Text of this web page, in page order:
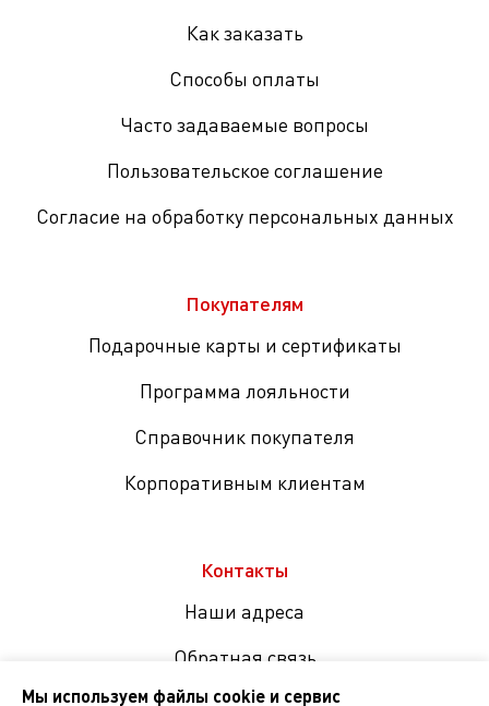
Как заказать
Способы оплаты
Часто задаваемые вопросы
Пользовательское соглашение
Согласие на обработку персональных данных
Покупателям
Подарочные карты и сертификаты
Программа лояльности
Справочник покупателя
Корпоративным клиентам
Контакты
Наши адреса
Обратная связь
Мы используем файлы cookie и сервис